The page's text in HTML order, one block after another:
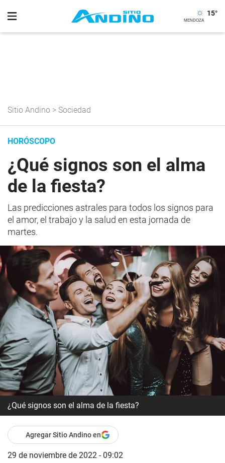
15°
Sitio Andino > Sociedad
HORÓSCOPO
¿Qué signos son el alma
de la fiesta?
Las predicciones astrales para todos los signos para
el amor, el trabajo y la salud en esta jornada de
martes.
¿Qué signos son el alma de la fiesta?
Agregar Sitio Andino en
29 de noviembre de 2022 - 09:02